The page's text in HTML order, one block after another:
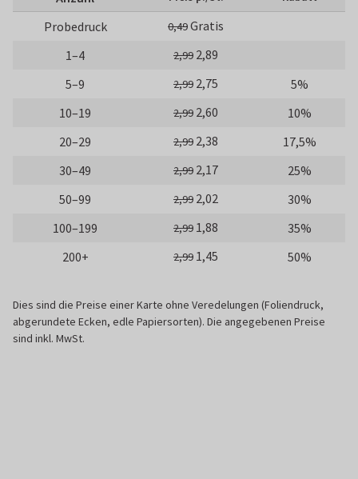
Probedruck 0,49Gratis
1–4
2,99 2,89
5–9
2,99 2,75
5%
10–19
2,99 2,60
10%
20–29
2,99 2,38
17,5%
30–49
2,99 2,17
25%
50–99
2,99 2,02
30%
100–199
2,99 1,88
35%
200+
2,99 1,45 50%
Dies sind die Preise einer Karte ohne Veredelungen (Foliendruck,
abgerundete Ecken, edle Papiersorten). Die angegebenen Preise
sind inkl. MwSt.